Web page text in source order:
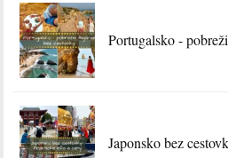
Portugalsko -
Japonsko bez